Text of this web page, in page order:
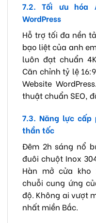
7.2. Tối ưu hóa
WordPress
Hỗ trợ tối đa nền
bạo liệt của anh
luôn đạt chuẩn
Căn chỉnh tỷ lệ
Website
thuật chuẩn SEO,
7.3. Năng lực
thần tốc
Đêm 2h sáng nổ
đuôi chuột Inox
Hàn mở cửa kho
chuỗi cung ứng
độ. Không ai vượt
nhất miền Bắc.